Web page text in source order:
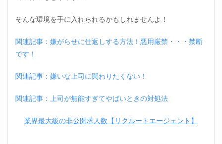
そんな環境を手に入れられるかもしれませんよ！
関連記事：嫌がらせに仕返しする方法！悪用厳禁・・・禁断
です！
関連記事：嫌いな上司に関わりたくない！
関連記事：上司が無能すぎてやばいときの対処法
業界最大級の非公開求人数【リクルートエージェント】